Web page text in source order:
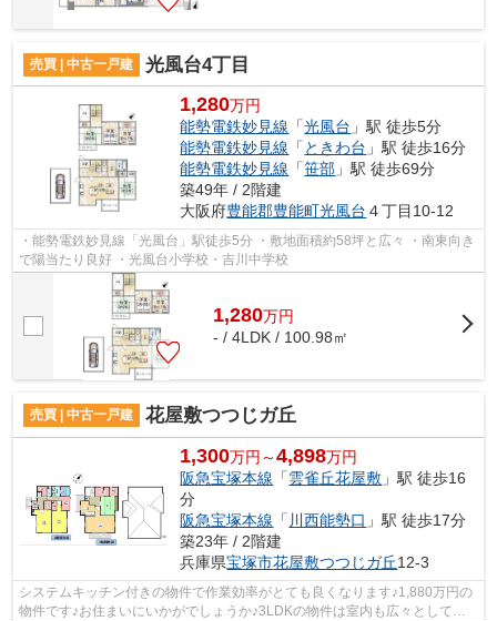
売買 | 中古一戸建 光風台4丁目
1,280万円
能勢電鉄妙見線 「光風台 」駅 徒歩5分
能勢電鉄妙見線 「 ときわ台 」駅 徒歩16分
能勢電鉄妙見線 「笹部 」駅 徒歩69分
築49年 / 2階建
大阪府豊能郡豊能町光風台 ４丁目10-12
・能勢電鉄妙見線「光風台」駅徒歩5分 ・敷地面積約58坪と広々 ・南東向き
で陽当たり良好 ・光風台小学校・吉川中学校
1,280万円
- / 4LDK / 100.98㎡
売買 | 中古一戸建 花屋敷つつじガ丘
1,300万円～4,898万円
阪急宝塚本線 「雲雀丘花屋敷 」駅 徒歩16
分
阪急宝塚本線 「 川西能勢口 」駅 徒歩17分
築23年 / 2階建
兵庫県宝塚市花屋敷つつじガ丘12-3
システムキッチン付きの物件で作業効率がとても良くなります♪1,880万円の
物件です♪お住まいにいかがでしょうか♪3LDKの物件は室内も広々としてお